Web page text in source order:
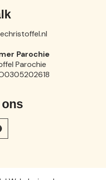
Parochie
Parochie